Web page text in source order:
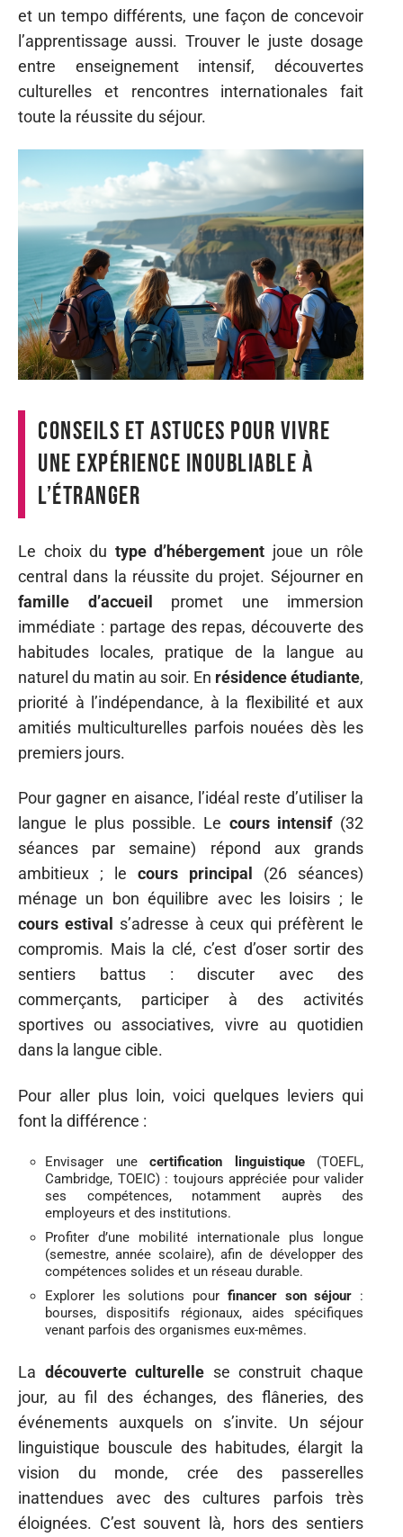
et un tempo différents, une façon de concevoir
l’apprentissage aussi. Trouver le juste dosage
entre enseignement intensif, découvertes
culturelles et rencontres internationales fait
toute la réussite du séjour.
Conseils et astuces pour vivre
une expérience inoubliable à
l’étranger
Le choix du type d’hébergement joue un rôle
central dans la réussite du projet. Séjourner en
famille d’accueil promet une immersion
immédiate : partage des repas, découverte des
habitudes locales, pratique de la langue au
naturel du matin au soir. En résidence étudiante,
priorité à l’indépendance, à la flexibilité et aux
amitiés multiculturelles parfois nouées dès les
premiers jours.
Pour gagner en aisance, l’idéal reste d’utiliser la
langue le plus possible. Le cours intensif(32
séances par semaine) répond aux grands
ambitieux ; le cours principal
(26 séances)
ménage un bon équilibre avec les loisirs ; le
cours estival
s’adresse à ceux qui préfèrent le
compromis. Mais la clé, c’est d’oser sortir des
sentiers battus : discuter avec des
commerçants, participer à des activités
sportives ou associatives, vivre au quotidien
dans la langue cible.
Pour aller plus loin, voici quelques leviers qui
font la différence :
Envisager une certification linguistique(TOEFL,
Cambridge, TOEIC) : toujours appréciée pour valider
ses compétences, notamment auprès des
employeurs et des institutions.
Profiter d’une mobilité internationale plus longue
(semestre, année scolaire), afin de développer des
compétences solides et un réseau durable.
Explorer les solutions pour financer son séjour :
bourses, dispositifs régionaux, aides spécifiques
venant parfois des organismes eux-mêmes.
La découverte culturelle se construit chaque
jour, au fil des échanges, des flâneries, des
événements auxquels on s’invite. Un séjour
linguistique bouscule des habitudes, élargit la
vision du monde, crée des passerelles
inattendues avec des cultures parfois très
éloignées. C’est souvent là, hors des sentiers